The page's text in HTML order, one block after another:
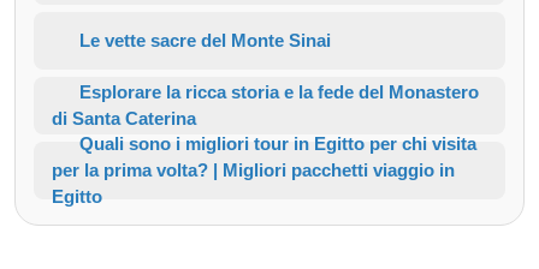
Le vette sacre del Monte Sinai
Esplorare la ricca storia e la fede del Monastero
di Santa Caterina
Quali sono i migliori tour in Egitto per chi visita
per la prima volta? | Migliori pacchetti viaggio in
Egitto